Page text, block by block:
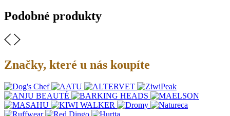
Podobné produkty
Značky, které u nás koupíte